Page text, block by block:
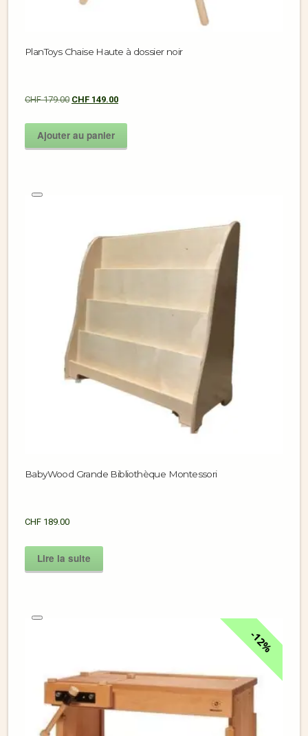
PlanToys Chaise Haute à dossier noir
CHF179.00 CHF 149.00
Ajouter au panier
BabyWood Grande Bibliothèque Montessori
CHF 189.00
Lire la suite
12%